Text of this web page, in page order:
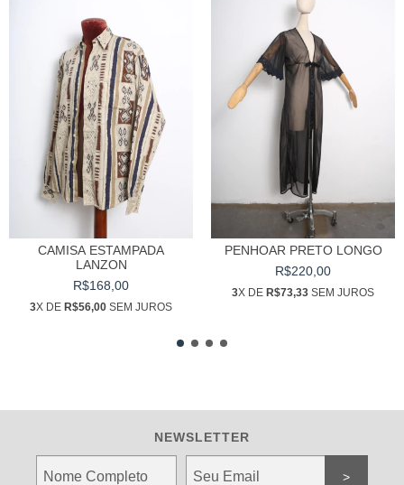
CAMISA ESTAMPADA
LANZON
R$168,00
3X DE R$56,00 SEM JUROS
PENHOAR PRETO LONGO
R$220,00
3X DE R$73,33 SEM JUROS
NEWSLETTER